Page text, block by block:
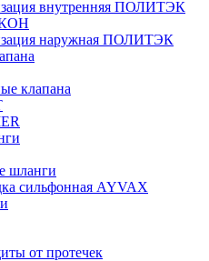
внутренняя ПОЛИТЭК
наружная ПОЛИТЭК
клапана
шланги
сильфонная AYVAX
от протечек